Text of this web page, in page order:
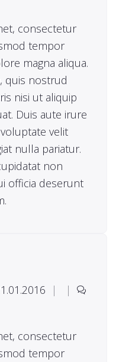
consectetur
tempor
magna aliqua.
quis nostrud
nisi ut aliquip
Duis aute irure
velit
nulla pariatur.
non
officia deserunt
|
|
consectetur
tempor